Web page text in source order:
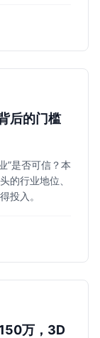
后的门槛
”是否可信？本
的行业地位、
投入。
万，3D